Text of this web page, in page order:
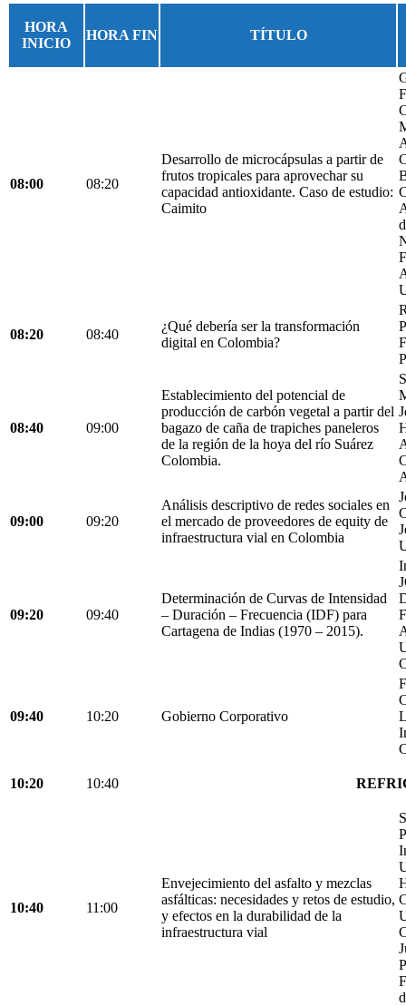
HORA
INICIO
HORA FIN TÍTULO
08:00 08:20
Desarrollo de microcápsulas a partir de
frutos tropicales para aprovechar su
capacidad antioxidante. Caso de estudio:
Caimito
08:20 08:40
¿Qué debería ser la transformación
digital en Colombia?
08:40 09:00
Establecimiento del potencial de
producción de carbón vegetal a partir del
bagazo de caña de trapiches paneleros
de la región de la hoya del río Suárez
Colombia.
09:00 09:20
Análisis descriptivo de redes sociales en
el mercado de proveedores de equity de
infraestructura vial en Colombia
09:20 09:40
Determinación de Curvas de Intensidad
– Duración – Frecuencia (IDF) para
Cartagena de Indias (1970 – 2015).
09:40 10:20 Gobierno Corporativo
10:20 10:40
10:40 11:00
Envejecimiento del asfalto y mezclas
asfálticas: necesidades y retos de estudio,
y efectos en la durabilidad de la
infraestructura vial